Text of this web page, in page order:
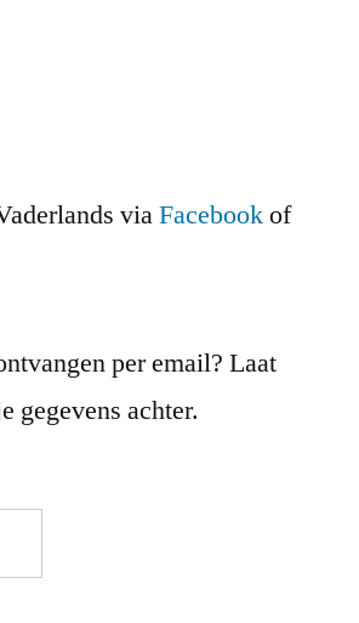
viaFacebookof
per email? Laat
gegevens achter.